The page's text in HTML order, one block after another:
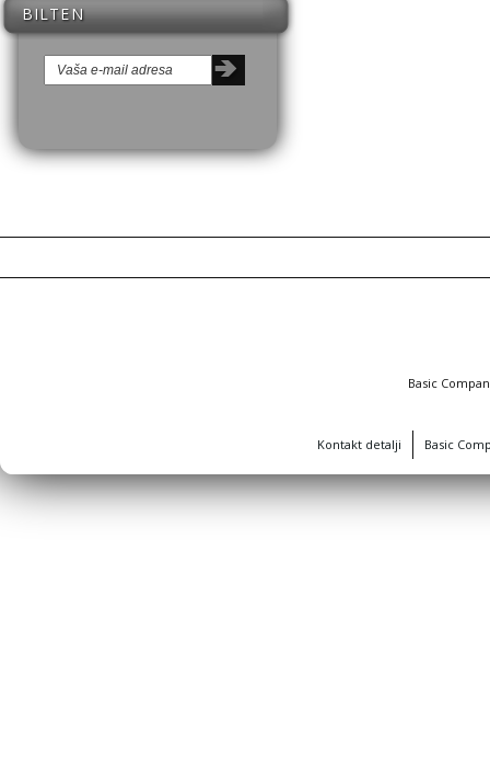
BILTEN
Basic
Kontakt detalji Basic